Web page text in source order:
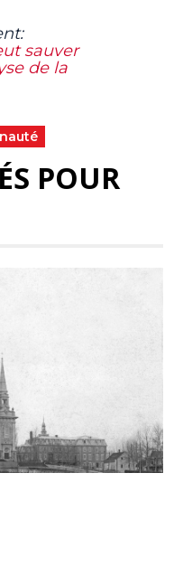
sauver
de la
POUR